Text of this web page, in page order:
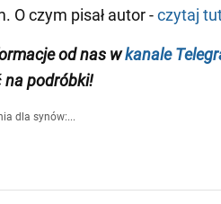
O czym pisał autor -czytaj
od nas wkanale
na podróbki!
dla synów:...